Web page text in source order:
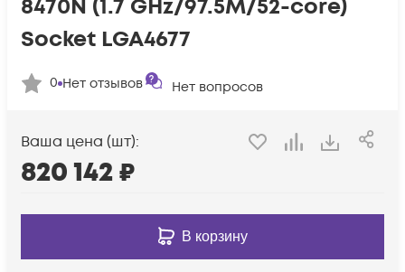
8470N (1.7 GHz/97.5M/52-core)
Socket LGA4677
0 Нет отзывов Нет вопросов
Ваша цена (шт):
820 142₽
В корзину